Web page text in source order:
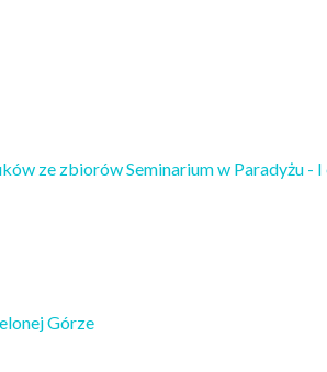
ze zbiorów Seminarium w Paradyżu - I
Górze